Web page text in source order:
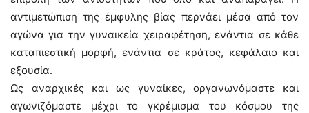
αντιμετώπιση της έμφυλης βίας περνάει μέσα από τον
αγώνα για την γυναικεία χειραφέτηση, ενάντια σε κάθε
καταπιεστική μορφή, ενάντια σε κράτος, κεφάλαιο και
εξουσία.
Ως αναρχικές και ως γυναίκες, οργανωνόμαστε και
αγωνιζόμαστε μέχρι το γκρέμισμα του κόσμου της